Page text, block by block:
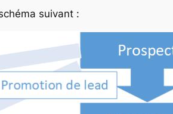
suivant :